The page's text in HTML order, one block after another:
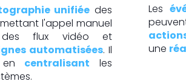
unifiée des
l'appel manuel
des flux vidéo et
automatisées. Il
centralisant les
Les
une